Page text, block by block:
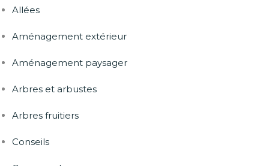
Allées
Aménagement extérieur
Aménagement paysager
Arbres et arbustes
Arbres fruitiers
Conseils